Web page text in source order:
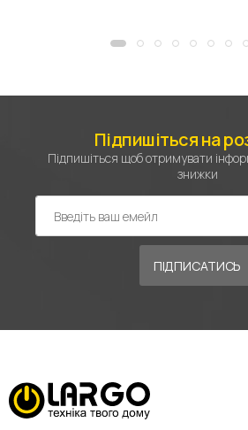
Підпишіться на
Підпишіться щоб отримувати
знижки
ПІДПИСАТИСЬ